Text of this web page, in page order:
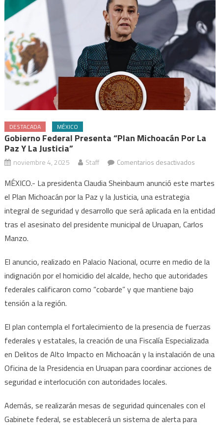
DESTACADA MÉXICO
Gobierno Federal Presenta “Plan Michoacán Por La
Paz Y La Justicia”
noviembre 4, 2025 Staff Comentarios desactivadosen
Federal
“Plan
Paz
y
MÉXICO.- La presidenta Claudia Sheinbaum anunció este martes
el Plan Michoacán por la Paz y la Justicia, una estrategia
integral de seguridad y desarrollo que será aplicada en la entidad
tras el asesinato del presidente municipal de Uruapan, Carlos
Manzo.
El anuncio, realizado en Palacio Nacional, ocurre en medio de la
indignación por el homicidio del alcalde, hecho que autoridades
federales calificaron como “cobarde” y que mantiene bajo
tensión a la región.
El plan contempla el fortalecimiento de la presencia de fuerzas
federales y estatales, la creación de una Fiscalía Especializada
en Delitos de Alto Impacto en Michoacán y la instalación de una
Oficina de la Presidencia en Uruapan para coordinar acciones de
seguridad e interlocución con autoridades locales.
Además, se realizarán mesas de seguridad quincenales con el
Gabinete federal, se establecerá un sistema de alerta para